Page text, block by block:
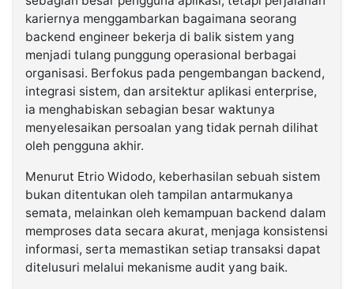
kariernya menggambarkan bagaimana seorang
backend engineer bekerja di balik sistem yang
menjadi tulang punggung operasional berbagai
organisasi. Berfokus pada pengembangan backend,
integrasi sistem, dan arsitektur aplikasi enterprise,
ia menghabiskan sebagian besar waktunya
menyelesaikan persoalan yang tidak pernah dilihat
oleh pengguna akhir.
Menurut Etrio Widodo, keberhasilan sebuah sistem
bukan ditentukan oleh tampilan antarmukanya
semata, melainkan oleh kemampuan backend dalam
memproses data secara akurat, menjaga konsistensi
informasi, serta memastikan setiap transaksi dapat
ditelusuri melalui mekanisme audit yang baik.